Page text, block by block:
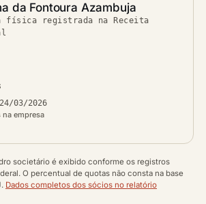
da Fontoura Azambuja
física registrada na Receita
03/2026
na empresa
societário é exibido conforme os registros
O percentual de quotas não consta na base
Dados completos dos sócios no relatório